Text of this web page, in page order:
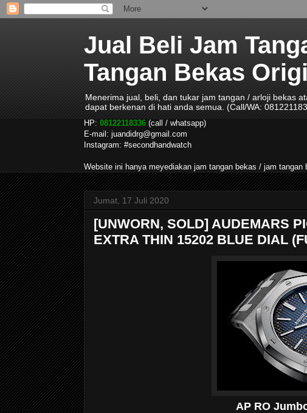
Jual Beli Jam
Tangan Bekas
Menerima jual, beli, dan tukar jam tangan / arloji bekas
dapat berkenan di hati anda semua. (Call/WA:
HP: 08122118336 (call / whatsapp)
E-mail: juandidrg@gmail.com
Instagram: #secondhandwatch
Website ini hanya meyediakan jam tangan bekas / jam tangan
Jumat, 17 Juli 2020
[UNWORN, SOLD] AUDEMARS
EXTRA THIN 15202 BLUE DIAL
AP RO